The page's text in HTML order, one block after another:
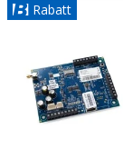
Rabatt